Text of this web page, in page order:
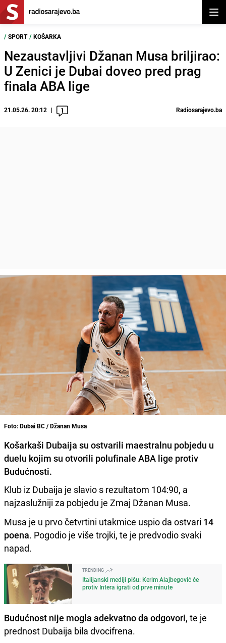
/ SPORT / KOŠARKA
Nezaustavljivi Džanan Musa briljirao:
U Zenici je Dubai doveo pred prag
finala ABA lige
21.05.26. 20:12 1 Radiosarajevo.ba
Foto: Dubai BC / Džanan Musa
Košarkaši Dubaija su ostvarili maestralnu pobjedu u
duelu kojim su otvorili polufinale ABA lige protiv
Budućnosti.
Klub iz Dubaija je slavio s rezultatom 104:90, a
najzaslužniji za pobjedu je Zmaj Džanan Musa.
Musa je u prvo četvrtini utakmice uspio da ostvari 14
poena. Pogodio je više trojki, te je predvodio svaki
napad.
TRENDING
Italijanski mediji pišu: Kerim Alajbegović će
protiv Intera igrati od prve minute
Budućnost nije mogla adekvatno da odgovori, te je
prednost Dubaija bila dvocifrena.